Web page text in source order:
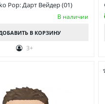
Pop: Дарт Вейдер (01)
В наличии
В КОРЗИНУ
3+